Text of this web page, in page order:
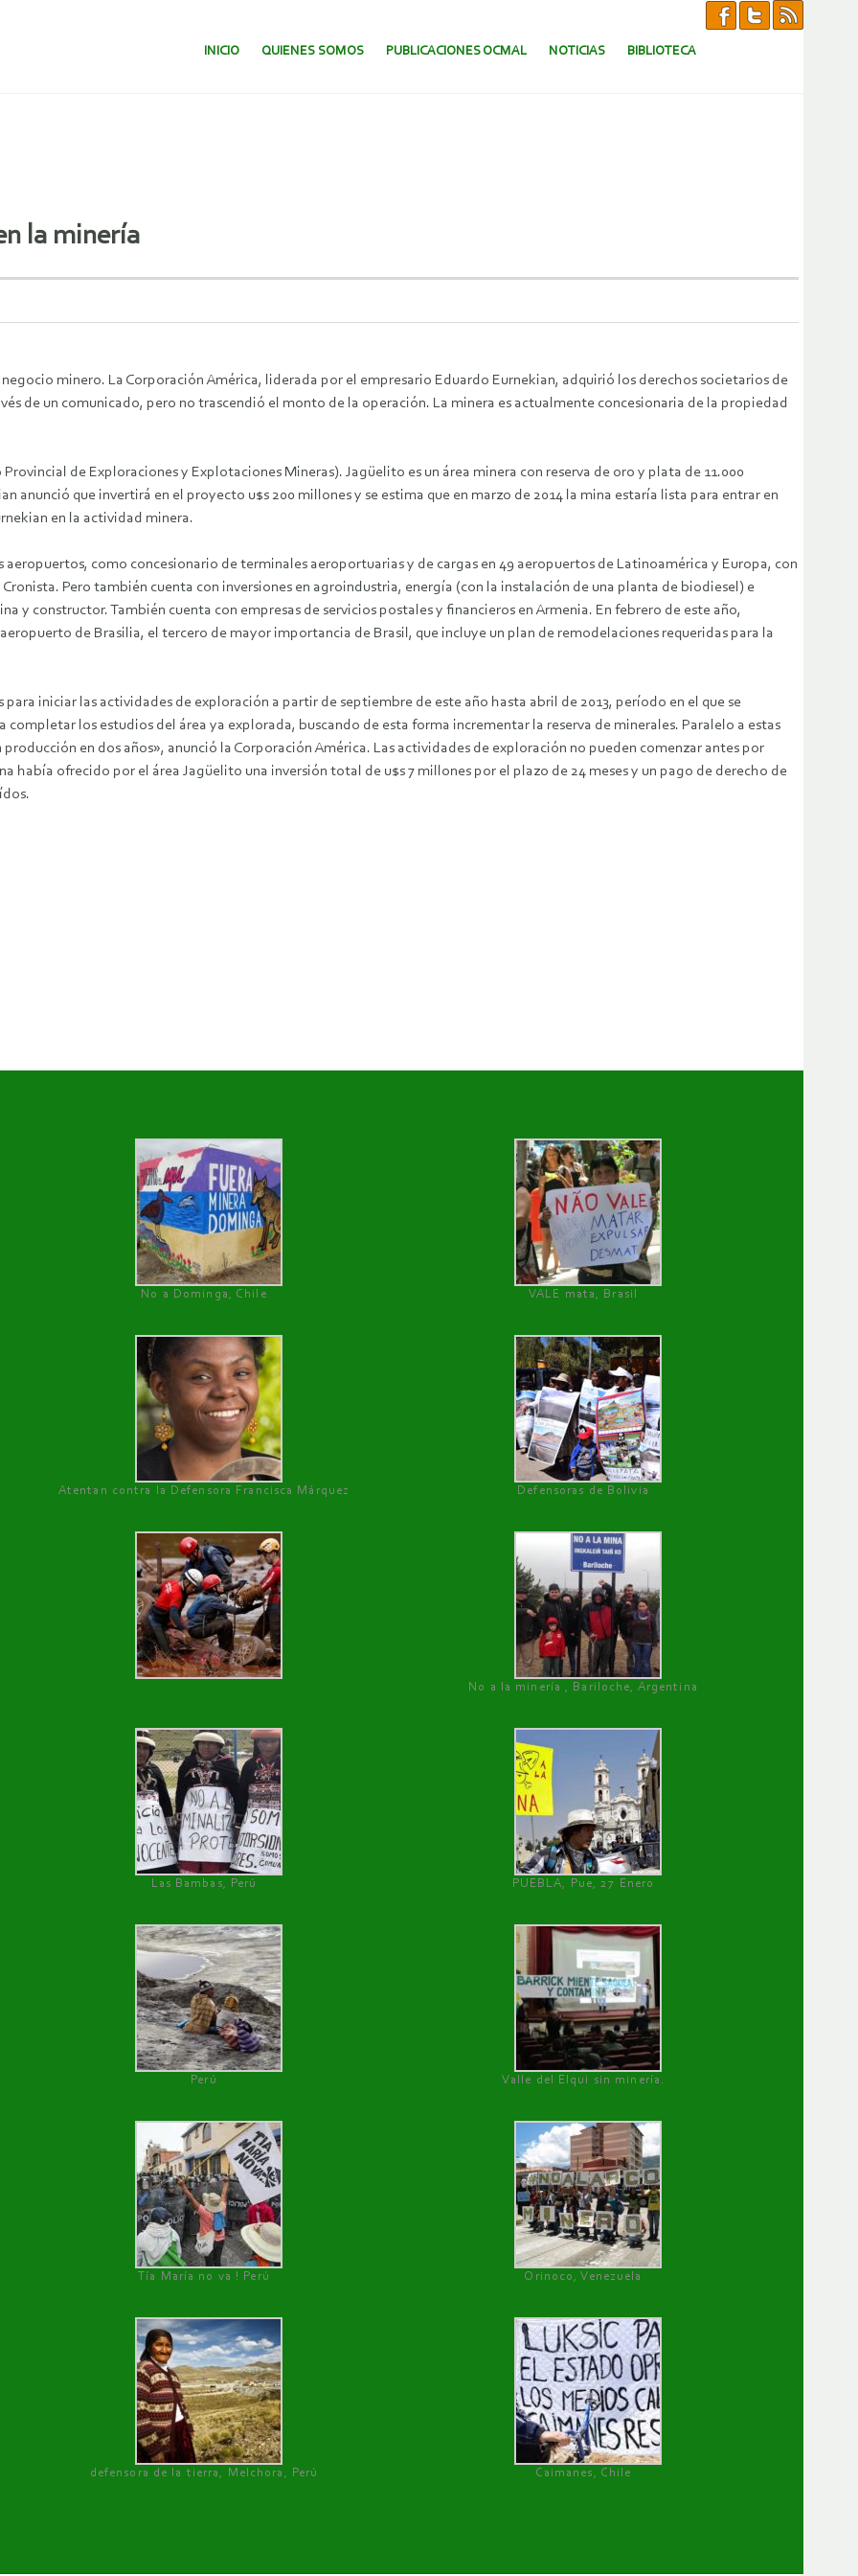
SALTAR AL CONTENIDO.
INICIO QUIENES SOMOS PUBLICACIONES OCMAL NOTICIAS BIBLIOTECA
la minería
minero. La Corporación América, liderada por el empresario Eduardo Eurnekian, adquirió los derechos societarios de
de un comunicado, pero no trascendió el monto de la operación. La minera es actualmente concesionaria de la propiedad
de Exploraciones y Explotaciones Mineras). Jagüelito es un área minera con reserva de oro y plata de 11.000
anunció que invertirá en el proyecto u$s 200 millones y se estima que en marzo de 2014 la mina estaría lista para entrar en
en la actividad minera.
como concesionario de terminales aeroportuarias y de cargas en 49 aeropuertos de Latinoamérica y Europa, con
Pero también cuenta con inversiones en agroindustria, energía (con la instalación de una planta de biodiesel) e
y constructor. También cuenta con empresas de servicios postales y financieros en Armenia. En febrero de este año,
de Brasilia, el tercero de mayor importancia de Brasil, que incluye un plan de remodelaciones requeridas para la
iniciar las actividades de exploración a partir de septiembre de este año hasta abril de 2013, período en el que se
los estudios del área ya explorada, buscando de esta forma incrementar la reserva de minerales. Paralelo a estas
en dos años», anunció la Corporación América. Las actividades de exploración no pueden comenzar antes por
había ofrecido por el área Jagüelito una inversión total de u$s 7 millones por el plazo de 24 meses y un pago de derecho de
No a Dominga, Chile
VALE mata, Brasil
Atentan contra la Defensora Francisca Márquez Defensoras de Bolivia
No a la minería , Bariloche, Argentina
Las Bambas, Perú PUEBLA, Pue, 27 Enero
Perú Valle del Elqui sin minería.
Tía María no va ! Perú Orinoco, Venezuela
defensora de la tierra, Melchora, Perú Caimanes, Chile